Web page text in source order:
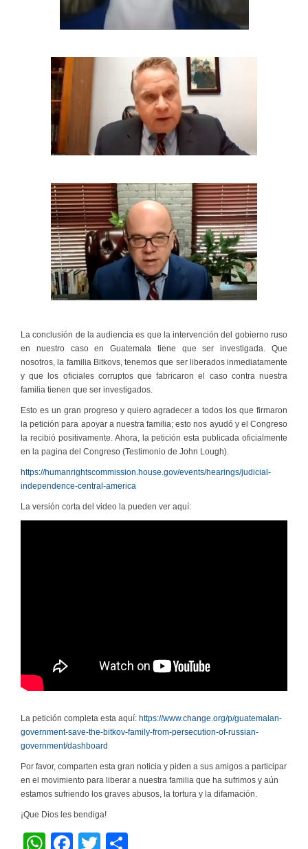
La conclusión de la audiencia es que la intervención del gobierno ruso
en nuestro caso en Guatemala tiene que ser investigada. Que
nosotros, la familia Bitkovs, tenemos que ser liberados inmediatamente
y que los oficiales corruptos que fabricaron el caso contra nuestra
familia tienen que ser investigados.
Esto es un gran progreso y quiero agradecer a todos los que firmaron
la petición para apoyar a nuestra familia; esto nos ayudó y el Congreso
la recibió positivamente. Ahora, la petición esta publicada oficialmente
en la pagina del Congreso (Testimonio de John Lough).
https://humanrightscommission.house.gov/events/hearings/judicial-
independence-central-america
La versión corta del video la pueden ver aquí:
La petición completa esta aquí: https://www.change.org/p/guatemalan-
government-save-the-bitkov-family-from-persecution-of-russian-
government/dashboard
Por favor, comparten esta gran noticia y piden a sus amigos a participar
en el movimiento para liberar a nuestra familia que ha sufrimos y aún
estamos sufriendo los graves abusos, la tortura y la difamación.
¡Que Dios les bendiga!
W F T